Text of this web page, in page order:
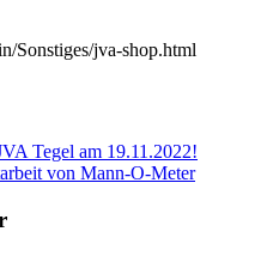
Sonstiges/jva-shop.html
Tegel am 19.11.2022!
von Mann-O-Meter